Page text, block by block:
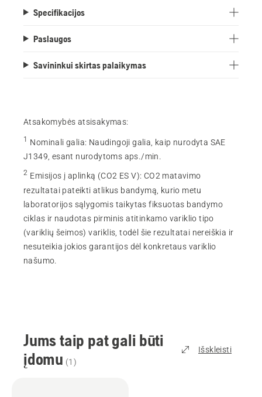
Specifikacijos
Paslaugos
Savininkui skirtas palaikymas
Atsakomybės atsisakymas:
1 Nominali galia: Naudingoji galia, kaip nurodyta SAE
J1349, esant nurodytoms aps./min.
2 Emisijos į aplinką (CO2 ES V): CO2 matavimo
rezultatai pateikti atlikus bandymą, kurio metu
laboratorijos sąlygomis taikytas fiksuotas bandymo
ciklas ir naudotas pirminis atitinkamo variklio tipo
(variklių šeimos) variklis, todėl šie rezultatai nereiškia ir
nesuteikia jokios garantijos dėl konkretaus variklio
našumo.
Jums taip pat gali būti
įdomu (1 )
Išskleisti